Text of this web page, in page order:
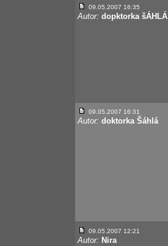
09.05.2007 16:35
Autor: dopktorka šÁHLÁ
09.05.2007 16:31
Autor: doktorka Šáhlá
09.05.2007 12:21
Autor: Nira